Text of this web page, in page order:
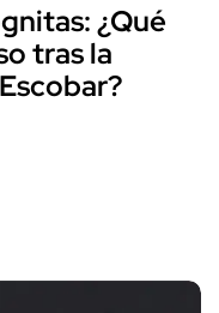
¿Qué
tras la